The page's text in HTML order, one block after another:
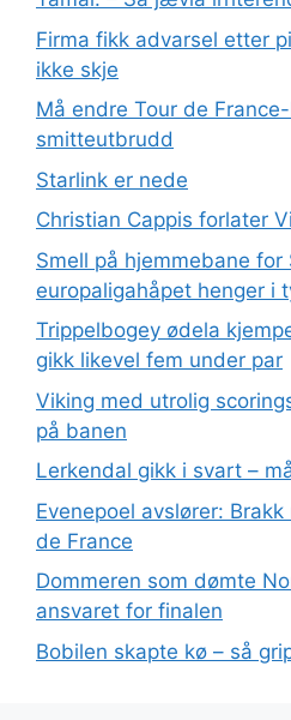
Firma fikk advarsel etter
ikke skje
Må endre Tour de
smitteutbrudd
Starlink er nede
Christian Cappis forlater
Smell på hjemmebane
europaligahåpet henger i
Trippelbogey ødela
gikk likevel fem under par
Viking med utrolig
på banen
Lerkendal gikk i svart –
Evenepoel avslører:
de France
Dommeren som dømte
ansvaret for finalen
Bobilen skapte kø – så